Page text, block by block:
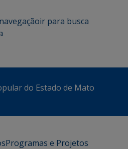
ir para busca
do Estado de Mato
Programas e Projetos